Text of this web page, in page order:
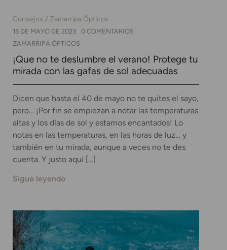
Consejos Zamarripa Ópticos
15 DE MAYO DE 2023
0 COMENTARIOS
ZAMARRIPA ÓPTICOS
¡Que no te deslumbre el verano! Protege tu
mirada con las gafas de sol adecuadas
Dicen que hasta el 40 de mayo no te quites el sayo,
pero… ¡Por fin se empiezan a notar las temperaturas
altas y los días de sol y estamos encantados! Lo
notas en las temperaturas, en las horas de luz… y
también en tu mirada, aunque a veces no te des
cuenta. Y justo aquí […]
Sigue leyendo